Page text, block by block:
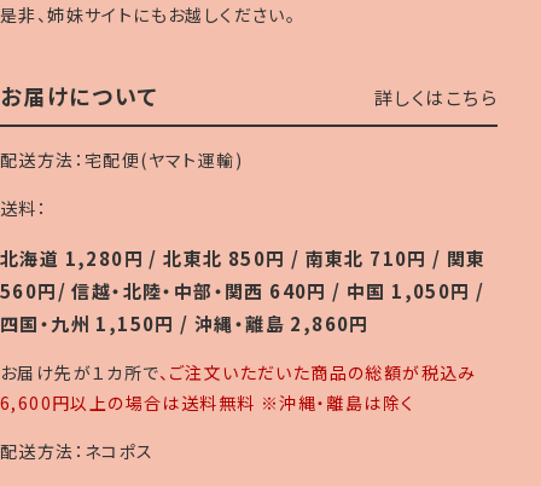
是非、姉妹サイトにもお越しください。
お届けについて 詳しくはこちら
配送方法：宅配便(ヤマト運輸)
送料：
北海道 1,280円 / 北東北 850円 / 南東北 710円 / 関東
560円/ 信越・北陸・中部・関西 640円 / 中国 1,050円 /
四国・九州 1,150円 / 沖縄・離島 2,860円
お届け先が１カ所で、ご注文いただいた商品の総額が税込み
6,600円以上の場合は送料無料 ※沖縄・離島は除く
配送方法：ネコポス